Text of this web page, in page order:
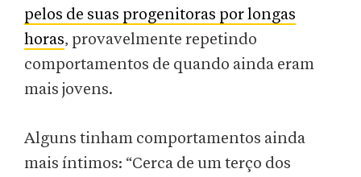
pelos de suas progenitoras por longas
horas, provavelmente repetindo
comportamentos de quando ainda eram
mais jovens.
Alguns tinham comportamentos ainda
mais íntimos: “Cerca de um terço dos